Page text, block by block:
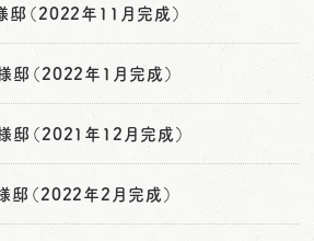
（2022年11月完成）
邸（2022年1月完成）
邸（2021年12月完成）
（2022年2月完成）